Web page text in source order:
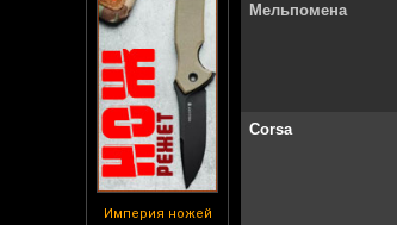
Империя ножей
Мельпомена
Corsa